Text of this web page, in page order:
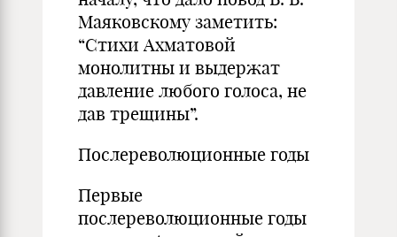
Маяковскому заметить:
“Стихи Ахматовой
монолитны и выдержат
давление любого голоса, не
дав трещины”.
Послереволюционные годы
Первые
послереволюционные годы